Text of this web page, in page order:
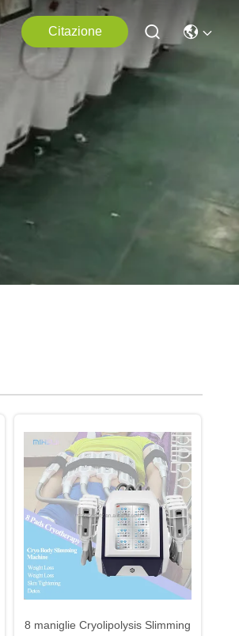
Citazione
8 maniglie Cryolipolysis Slimming